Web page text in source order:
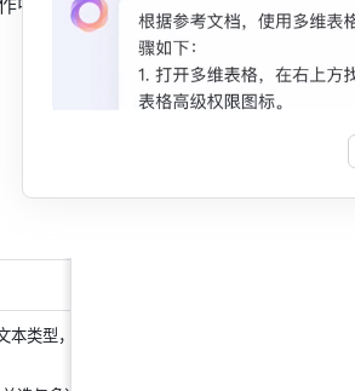
中你
类型，复选框将被自
引用之前步骤产生的数据​
引用公式字段和查找引用字段​